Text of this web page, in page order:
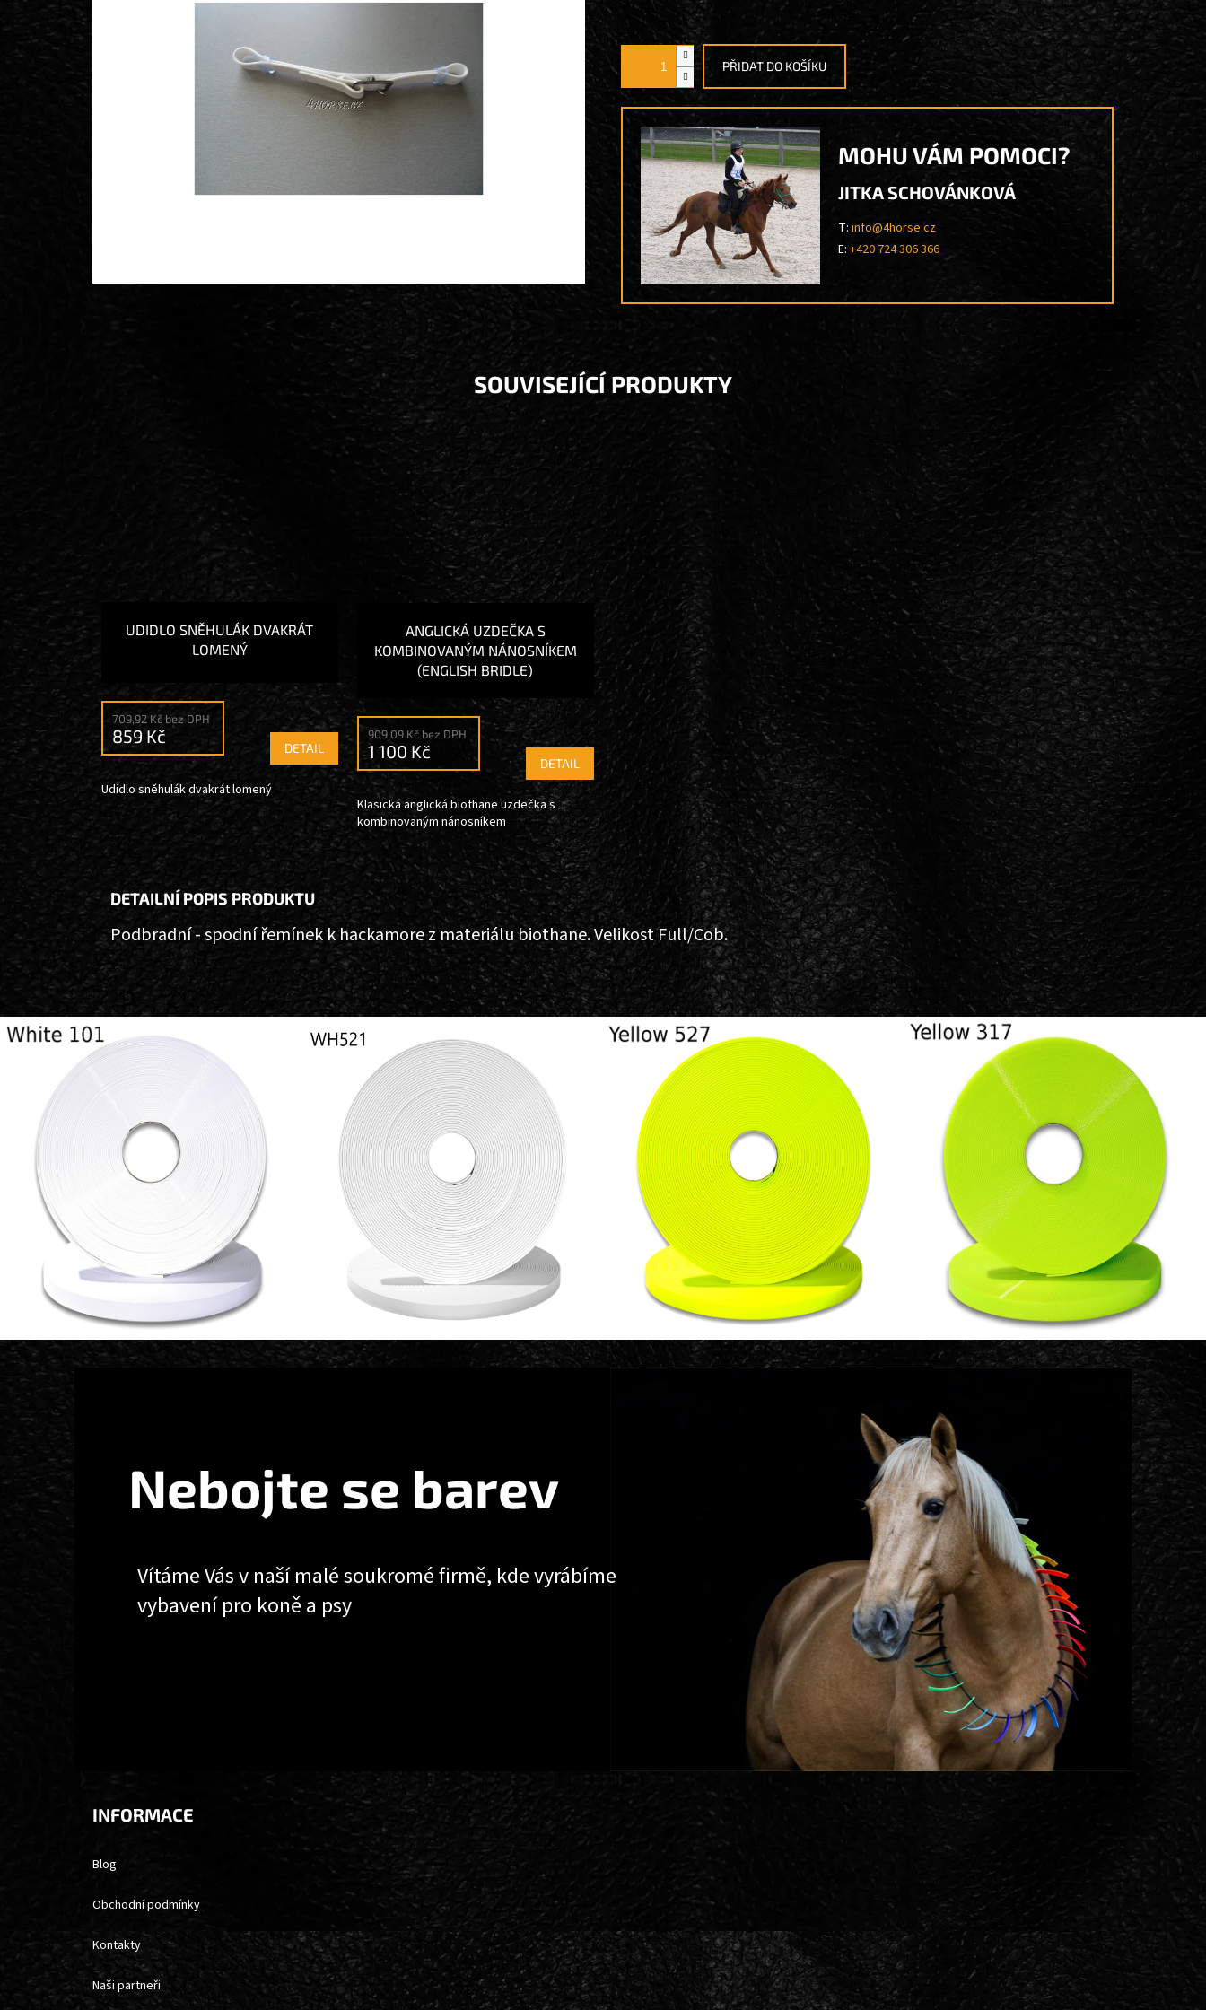
Měrná
cena:
PŘIDAT DO KOŠÍKU
MOHU VÁM POMOCI?
JITKA SCHOVÁNKOVÁ
T: info@4horse.cz
E: +420 724 306 366
SOUVISEJÍCÍ PRODUKTY
UDIDLO SNĚHULÁK DVAKRÁT
LOMENÝ
709,92 Kč bez DPH
859 Kč
DETAIL
Udidlo sněhulák dvakrát lomený
ANGLICKÁ UZDEČKA S
KOMBINOVANÝM NÁNOSNÍKEM
(ENGLISH BRIDLE)
909,09 Kč bez DPH
1 100 Kč
DETAIL
Klasická anglická biothane uzdečka s
kombinovaným nánosníkem
DETAILNÍ POPIS PRODUKTU
Podbradní - spodní řemínek k hackamore z materiálu biothane. Velikost Full/Cob.
Nebojte se barev
Vítáme Vás v naší malé soukromé firmě, kde vyrábíme
vybavení pro koně a psy
INFORMACE
Blog
Obchodní podmínky
Kontakty
Naši partneři